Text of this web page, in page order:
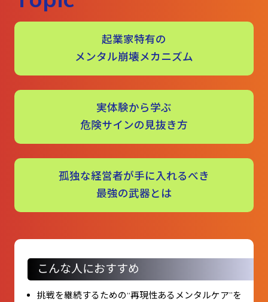
起業家特有の
メンタル崩壊メカニズム
実体験から学ぶ
危険サインの見抜き方
孤独な経営者が手に入れるべき
最強の武器とは
こんな人におすすめ
挑戦を継続するための“再現性あるメンタルケア”を